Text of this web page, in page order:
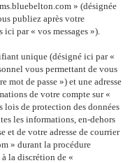
» (désignée
publiez après votre
par « vos messages »).
unique (désigné ici par «
vous permettant de vous
mot de passe ») et une adresse
de votre compte sur «
lois de protection des données
les informations, en-dehors
et de votre adresse de courrier
» durant la procédure
la discrétion de «